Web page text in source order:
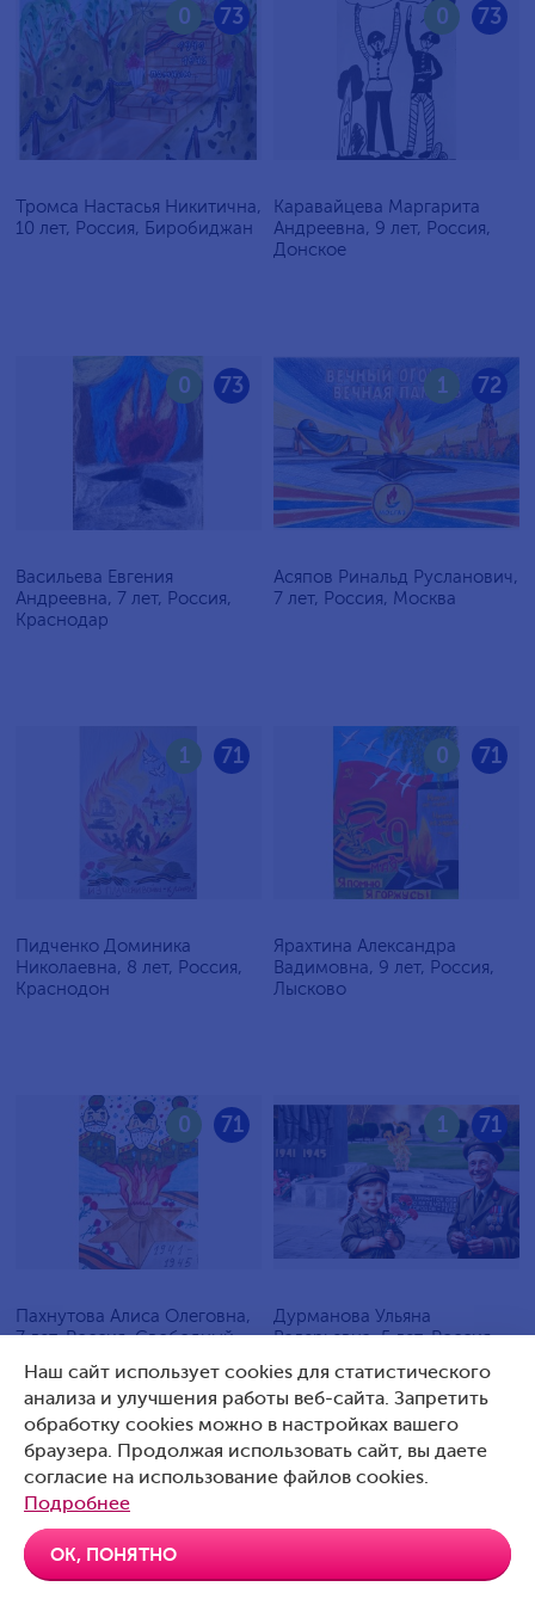
73
0
Тромса Настасья Никитична,
10 лет, Россия, Биробиджан
73
0
Каравайцева Маргарита
Андреевна, 9 лет, Россия,
Донское
73
0
Васильева Евгения
Андреевна, 7 лет, Россия,
Краснодар
72
1
Асяпов Ринальд Русланович,
7 лет, Россия, Москва
71
1
Пидченко Доминика
Николаевна, 8 лет, Россия,
Краснодон
71
0
Ярахтина Александра
Вадимовна, 9 лет, Россия,
Лысково
71
0
Пахнутова Алиса Олеговна,
7 лет, Россия, Свободный
71
1
Дурманова Ульяна
Валерьевна, 5 лет, Россия,
Наш сайт использует cookies для статистического
анализа и улучшения работы веб-сайта. Запретить
обработку cookies можно в настройках вашего
браузера. Продолжая использовать сайт, вы даете
согласие на использование файлов cookies.
Подробнее
ОК, ПОНЯТНО